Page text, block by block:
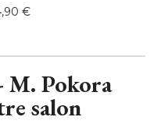
€
M. Pokora
salon